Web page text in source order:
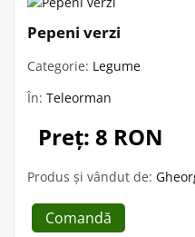
Pepeni verzi
Categorie: Legume
În: Teleorman
Preț: 8 RON
Produs și vândut de:
Comandă